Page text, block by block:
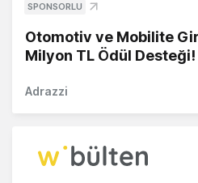
SPONSORLU
Otomotiv ve Mobilite
Milyon TL Ödül Desteği!
Adrazzi